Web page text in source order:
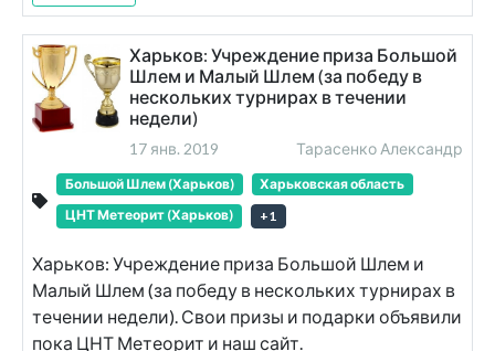
Харьков: Учреждение приза Большой
Шлем и Малый Шлем (за победу в
нескольких турнирах в течении
недели)
17 янв. 2019 Тарасенко Александр
Большой Шлем (Харьков)
Харьковская область
ЦНТ Метеорит (Харьков)
+1
Харьков: Учреждение приза Большой Шлем и
Малый Шлем (за победу в нескольких турнирах в
течении недели). Свои призы и подарки объявили
пока ЦНТ Метеорит и наш сайт.